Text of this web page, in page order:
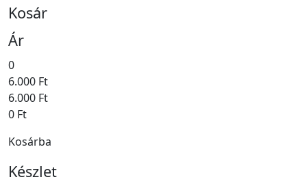
Kosár
Ár
0
6.000 Ft
6.000 Ft
0 Ft
Kosárba
Készlet